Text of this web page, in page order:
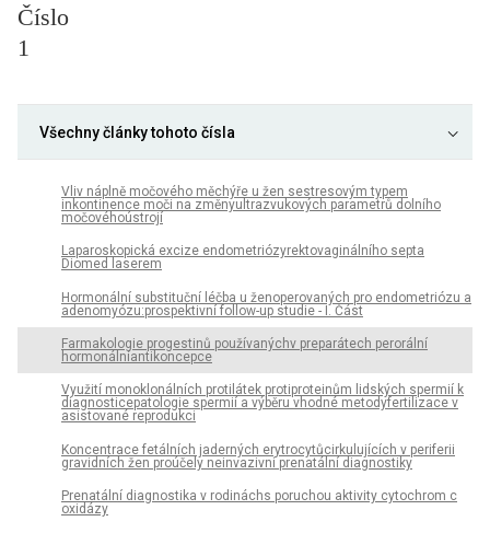
Číslo
1
Všechny články tohoto čísla
Vliv náplně močového měchýře u žen sestresovým typem
inkontinence moči na změnyultrazvukových parametrů dolního
močovéhoústrojí
Laparoskopická excize endometriózyrektovaginálního septa
Diomed laserem
Hormonální substituční léčba u ženoperovaných pro endometriózu a
adenomyózu:prospektivní follow-up studie - I. Část
Farmakologie progestinů používanýchv preparátech perorální
hormonálníantikoncepce
Využití monoklonálních protilátek protiproteinům lidských spermií k
diagnosticepatologie spermií a výběru vhodné metodyfertilizace v
asistované reprodukci
Koncentrace fetálních jaderných erytrocytůcirkulujících v periferii
gravidních žen proúčely neinvazivní prenatální diagnostiky
Prenatální diagnostika v rodináchs poruchou aktivity cytochrom c
oxidázy